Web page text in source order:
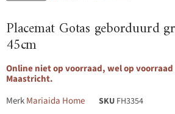
Placemat Gotas geborduurd
45cm
Online niet op voorraad, wel op
Maastricht.
MerkMariaida Home SKU FH3354